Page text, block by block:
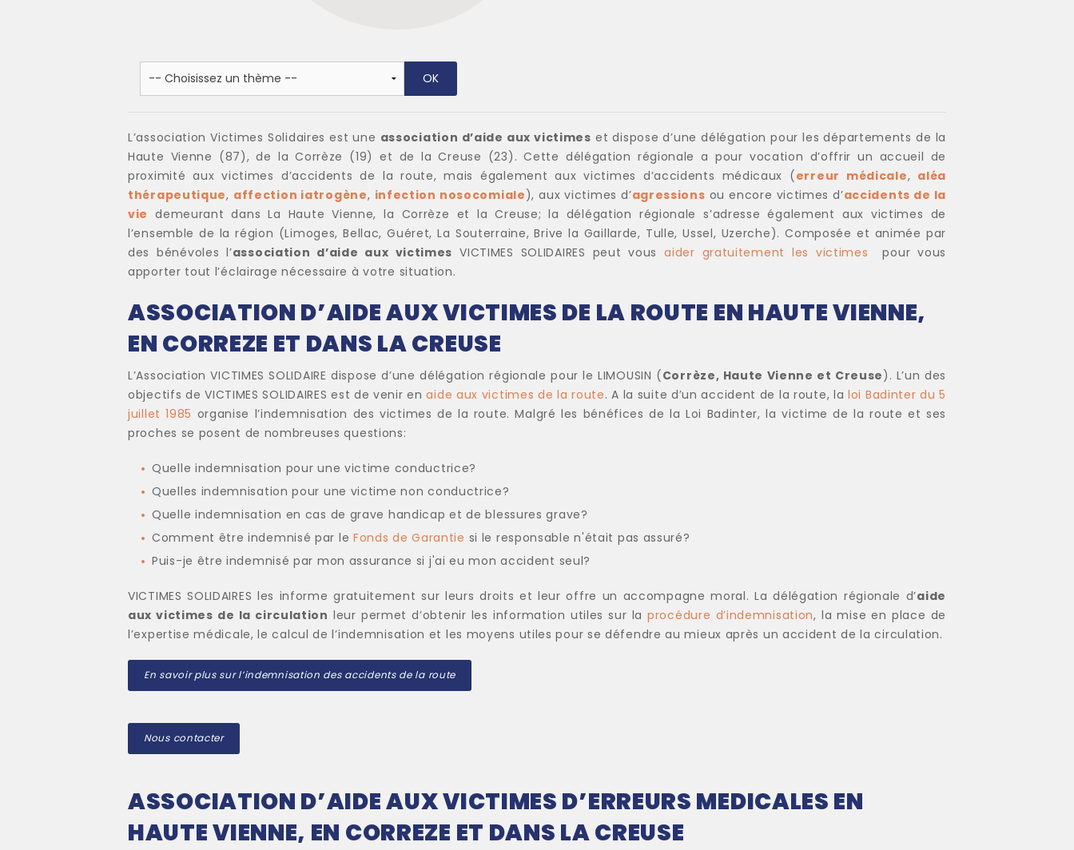
L’association Victimes Solidaires est une association d’aide aux victimes et dispose d’une délégation pour les départements de la
Haute Vienne (87), de la Corrèze (19) et de la Creuse (23). Cette délégation régionale a pour vocation d’offrir un accueil de
proximité aux victimes d’accidents de la route, mais également aux victimes d’accidents médicaux ( erreur médicale, aléa
thérapeutique, affection iatrogène, infection nosocomiale), aux victimes d’agressions ou encore victimes d’accidents de la
vie demeurant dans La Haute Vienne, la Corrèze et la Creuse; la délégation régionale s’adresse également aux victimes de
l’ensemble de la région (Limoges, Bellac, Guéret, La Souterraine, Brive la Gaillarde, Tulle, Ussel, Uzerche). Composée et animée par
des bénévoles l’association d’aide aux victimes VICTIMES SOLIDAIRES peut vous aider gratuitement les victimes pour vous
apporter tout l’éclairage nécessaire à votre situation.
ASSOCIATION D’AIDE AUX VICTIMES DE LA ROUTE EN HAUTE VIENNE,
EN CORREZE ET DANS LA CREUSE
L’Association VICTIMES SOLIDAIRE dispose d’une délégation régionale pour le LIMOUSIN ( Corrèze, Haute Vienne et Creuse). L’un des
objectifs de VICTIMES SOLIDAIRES est de venir enaide aux victimes de la route. A la suite d’un accident de la route, la loi Badinter du 5
juillet 1985 organise l’indemnisation des victimes de la route. Malgré les bénéfices de la Loi Badinter, la victime de la route et ses
proches se posent de nombreuses questions:
Quelle indemnisation pour une victime conductrice?
Quelles indemnisation pour une victime non conductrice?
Quelle indemnisation en cas de grave handicap et de blessures grave?
Comment être indemnisé par le Fonds de Garantie si le responsable n'était pas assuré?
Puis-je être indemnisé par mon assurance si j'ai eu mon accident seul?
VICTIMES SOLIDAIRES les informe gratuitement sur leurs droits et leur offre un accompagne moral. La délégation régionale d’aide
aux victimes de la circulation leur permet d’obtenir les information utiles sur laprocédure d’indemnisation, la mise en place de
l’expertise médicale, le calcul de l’indemnisation et les moyens utiles pour se défendre au mieux après un accident de la circulation.
En savoir plus sur l’indemnisation des accidents de la route
Nous contacter
ASSOCIATION D’AIDE AUX VICTIMES D’ERREURS MEDICALES EN
HAUTE VIENNE, EN CORREZE ET DANS LA CREUSE